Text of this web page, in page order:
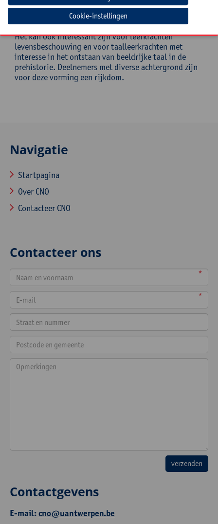
Leerkrachten geschiedenis, humane wetenschappen,
filosofie, biologie, kunstvakken, competenties inzake
wetenschappen, burgerschap en historisch bewustzijn.
Het kan ook interessant zijn voor leerkrachten
levensbeschouwing en voor taalleerkrachten met
interesse in het ontstaan van beeldrijke taal in de
prehistorie. Deelnemers met diverse achtergrond zijn
voor deze vorming een rijkdom.
Navigatie
Startpagina
Over CNO
Contacteer CNO
Contacteer ons
*
*
Contactgevens
E-mail:cno@uantwerpen.be
Cookie-instellingen